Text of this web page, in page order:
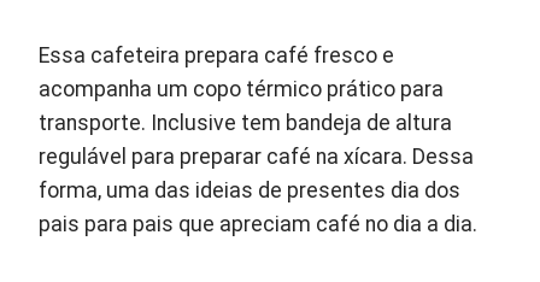
Essa cafeteira prepara café fresco e
acompanha um copo térmico prático para
transporte. Inclusive tem bandeja de altura
regulável para preparar café na xícara. Dessa
forma, uma das ideias de presentes dia dos
pais para pais que apreciam café no dia a dia.